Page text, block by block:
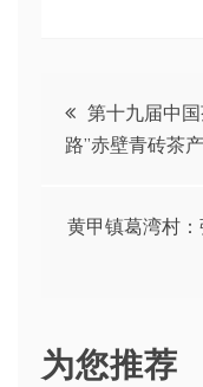
文
章
导
第十九届中
路”赤壁青砖茶
黄甲镇葛湾村
为您推荐